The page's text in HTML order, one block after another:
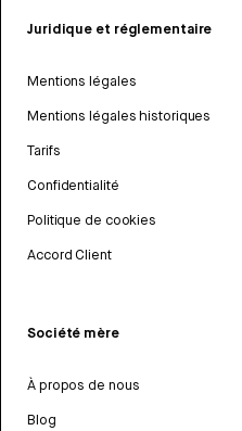
Juridique et réglementaire
Mentions légales
Mentions légales historiques
Tarifs
Confidentialité
Politique de cookies
Accord Client
Société mère
À propos de nous
Blog